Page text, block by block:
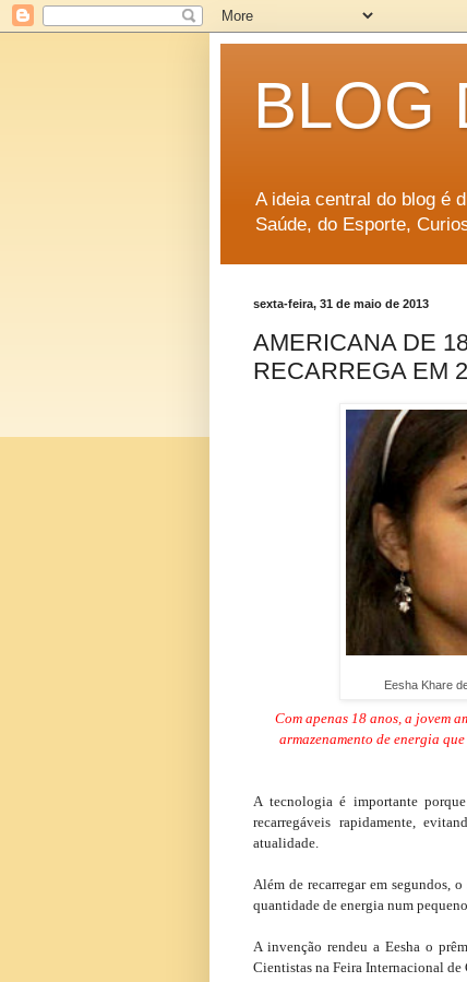
BLOG
A ideia central do blog é
Saúde, do Esporte,
sexta-feira, 31 de maio de 2013
AMERICANA DE
RECARREGA EM
Eesha Khare
Com apenas 18 anos, a jovem
armazenamento de energia
A tecnologia é importante
recarregáveis rapidamente,
atualidade.
Além de recarregar em segundos,
quantidade de energia num
A invenção rendeu a Eesha o
Cientistas na Feira Internacional de